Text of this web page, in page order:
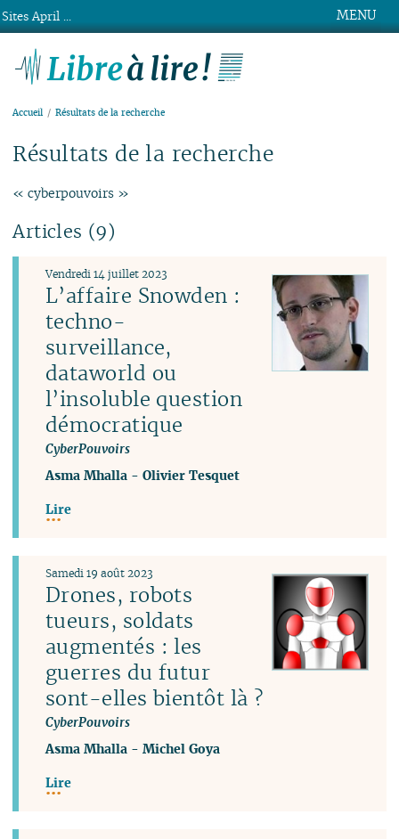
MENU
Accueil Résultats de la recherche
Résultats de la recherche
« cyberpouvoirs »
Articles (9)
L’affaire Snowden :
techno-
surveillance,
dataworld ou
l’insoluble question
démocratique
CyberPouvoirs
Vendredi 14 juillet 2023
Asma Mhalla -Olivier Tesquet
Lire
Drones, robots
tueurs, soldats
augmentés : les
guerres du futur
sont-elles bientôt là ?
CyberPouvoirs
Samedi 19 août 2023
Asma Mhalla -Michel Goya
Lire
Sites April ...